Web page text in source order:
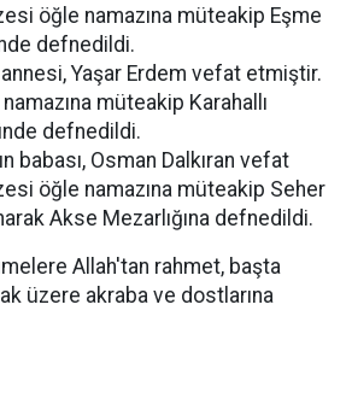
öğle namazına müteakip Eşme
defnedildi.
Yaşar Erdem vefat etmiştir.
müteakip Karahallı
defnedildi.
babası, Osman Dalkıran vefat
öğle namazına müteakip Seher
Akse Mezarlığına defnedildi.
Allah'tan rahmet, başta
üzere akraba ve dostlarına